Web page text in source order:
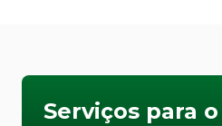
Serviços para